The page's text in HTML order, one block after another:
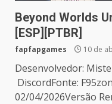
Beyond Worlds
[ESP][PTBR]
fapfapgames 10 de
Desenvolvedor:
DiscordFonte:
02/04/2026Versão